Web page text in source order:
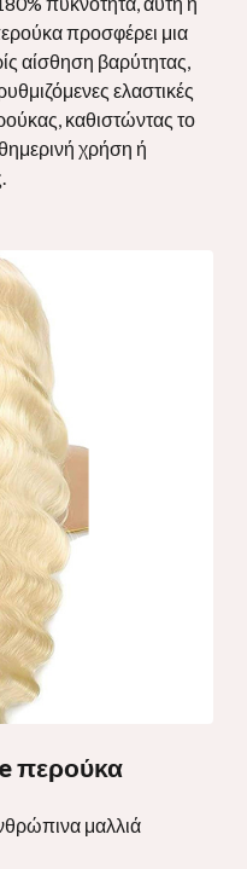
προσφέρει μια
αίσθηση βαρύτητας,
ελαστικές
καθιστώντας το
χρήση ή
περούκα
μαλλιά